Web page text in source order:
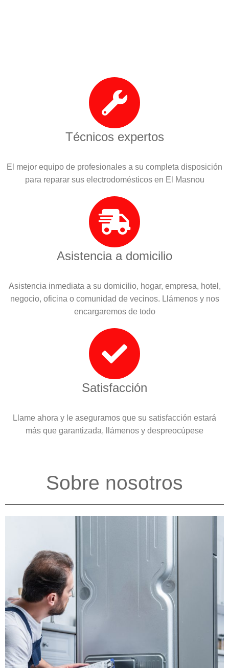
Técnicos expertos
El mejor equipo de profesionales a su completa disposición
para reparar sus electrodomésticos en El Masnou
Asistencia a domicilio
Asistencia inmediata a su domicilio, hogar, empresa, hotel,
negocio, oficina o comunidad de vecinos. Llámenos y nos
encargaremos de todo
Satisfacción
Llame ahora y le aseguramos que su satisfacción estará
más que garantizada, llámenos y despreocúpese
Sobre nosotros